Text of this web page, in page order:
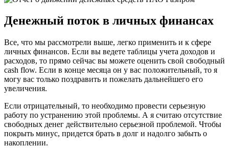
Денежный поток в личных финансах
Все, что мы рассмотрели выше, легко применить и к сфере
личных финансов. Если вы ведете таблицы учета доходов и
расходов, то прямо сейчас вы можете оценить свой свободный
cash flow. Если в конце месяца он у вас положительный, то я
могу вас только поздравить и пожелать дальнейшего его
увеличения.
Если отрицательный, то необходимо провести серьезную
работу по устранению этой проблемы. А я считаю отсутствие
свободных денег действительно серьезной проблемой. Чтобы
покрыть минус, придется брать в долг и надолго забыть о
накоплении.